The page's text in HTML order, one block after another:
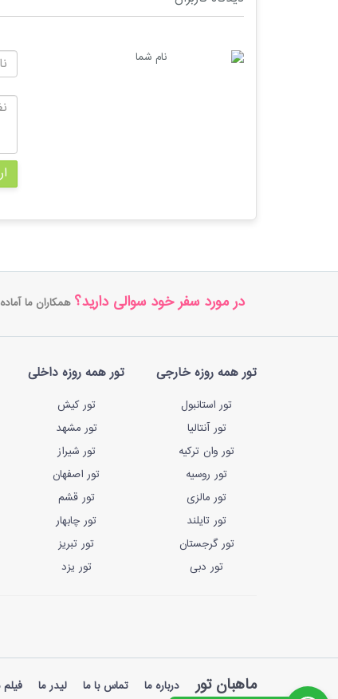
نام شما
در مورد سفر خود سوالی دارید؟ همکاران ما
تور همه روزه خارجی
تور استانبول
تور آنتالیا
تور وان ترکیه
تور روسیه
تور مالزی
تور تایلند
تور گرجستان
تور دبی
تور همه روزه داخلی
تور کیش
تور مشهد
تور شیراز
تور اصفهان
تور قشم
تور چابهار
تور تبریز
تور یزد
ماهبان تور درباره ما تماس با ما لیدر ما فیلم